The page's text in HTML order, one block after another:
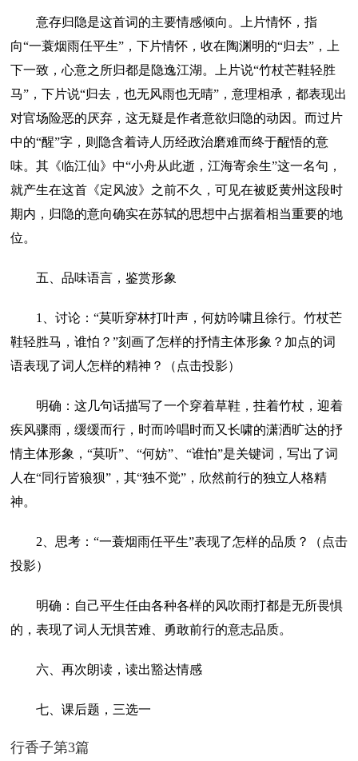
意存归隐是这首词的主要情感倾向。上片情怀，指
向“一蓑烟雨任平生”，下片情怀，收在陶渊明的“归去”，上
下一致，心意之所归都是隐逸江湖。上片说“竹杖芒鞋轻胜
马”，下片说“归去，也无风雨也无晴”，意理相承，都表现出
对官场险恶的厌弃，这无疑是作者意欲归隐的动因。而过片
中的“醒”字，则隐含着诗人历经政治磨难而终于醒悟的意
味。其《临江仙》中“小舟从此逝，江海寄余生”这一名句，
就产生在这首《定风波》之前不久，可见在被贬黄州这段时
期内，归隐的意向确实在苏轼的思想中占据着相当重要的地
位。
五、品味语言，鉴赏形象
1、讨论：“莫听穿林打叶声，何妨吟啸且徐行。竹杖芒
鞋轻胜马，谁怕？”刻画了怎样的抒情主体形象？加点的词
语表现了词人怎样的精神？（点击投影）
明确：这几句话描写了一个穿着草鞋，拄着竹杖，迎着
疾风骤雨，缓缓而行，时而吟唱时而又长啸的潇洒旷达的抒
情主体形象，“莫听”、“何妨”、“谁怕”是关键词，写出了词
人在“同行皆狼狈”，其“独不觉”，欣然前行的独立人格精
神。
2、思考：“一蓑烟雨任平生”表现了怎样的品质？（点击
投影）
明确：自己平生任由各种各样的风吹雨打都是无所畏惧
的，表现了词人无惧苦难、勇敢前行的意志品质。
六、再次朗读，读出豁达情感
七、课后题，三选一
行香子第3篇